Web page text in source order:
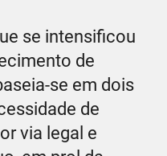
se intensificou
de
se em dois
de
via legal e